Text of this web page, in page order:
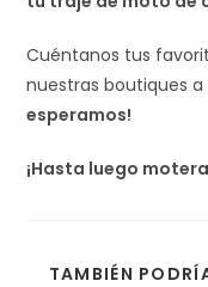
Cuéntanos tus
nuestras boutiques
esperamos!
¡Hasta luego
TAMBIÉN